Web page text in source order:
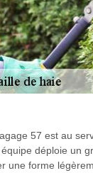
57 est au
déploie un
une forme